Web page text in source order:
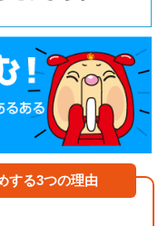
する3つの理由